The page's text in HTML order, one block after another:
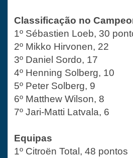
Classificação no
1º Sébastien Loeb, 30
2º Mikko Hirvonen, 22
3º Daniel Sordo, 17
4º Henning Solberg, 10
5º Peter Solberg, 9
6º Matthew Wilson, 8
7º Jari-Matti Latvala, 6
Equipas
1º Citroën Total, 48 pontos